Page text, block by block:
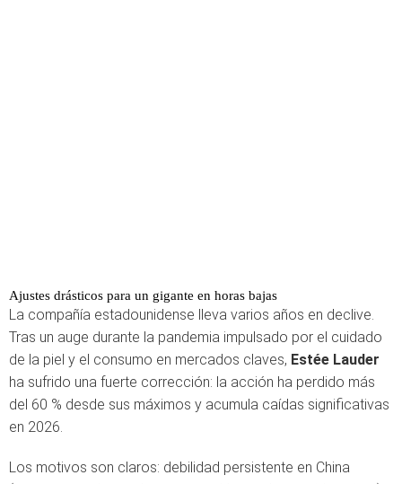
Ajustes drásticos para un gigante en horas bajas
La compañía estadounidense lleva varios años en declive.
Tras un auge durante la pandemia impulsado por el cuidado
de la piel y el consumo en mercados claves, Estée Lauder
ha sufrido una fuerte corrección: la acción ha perdido más
del 60 % desde sus máximos y acumula caídas significativas
en 2026.
Los motivos son claros: debilidad persistente en China